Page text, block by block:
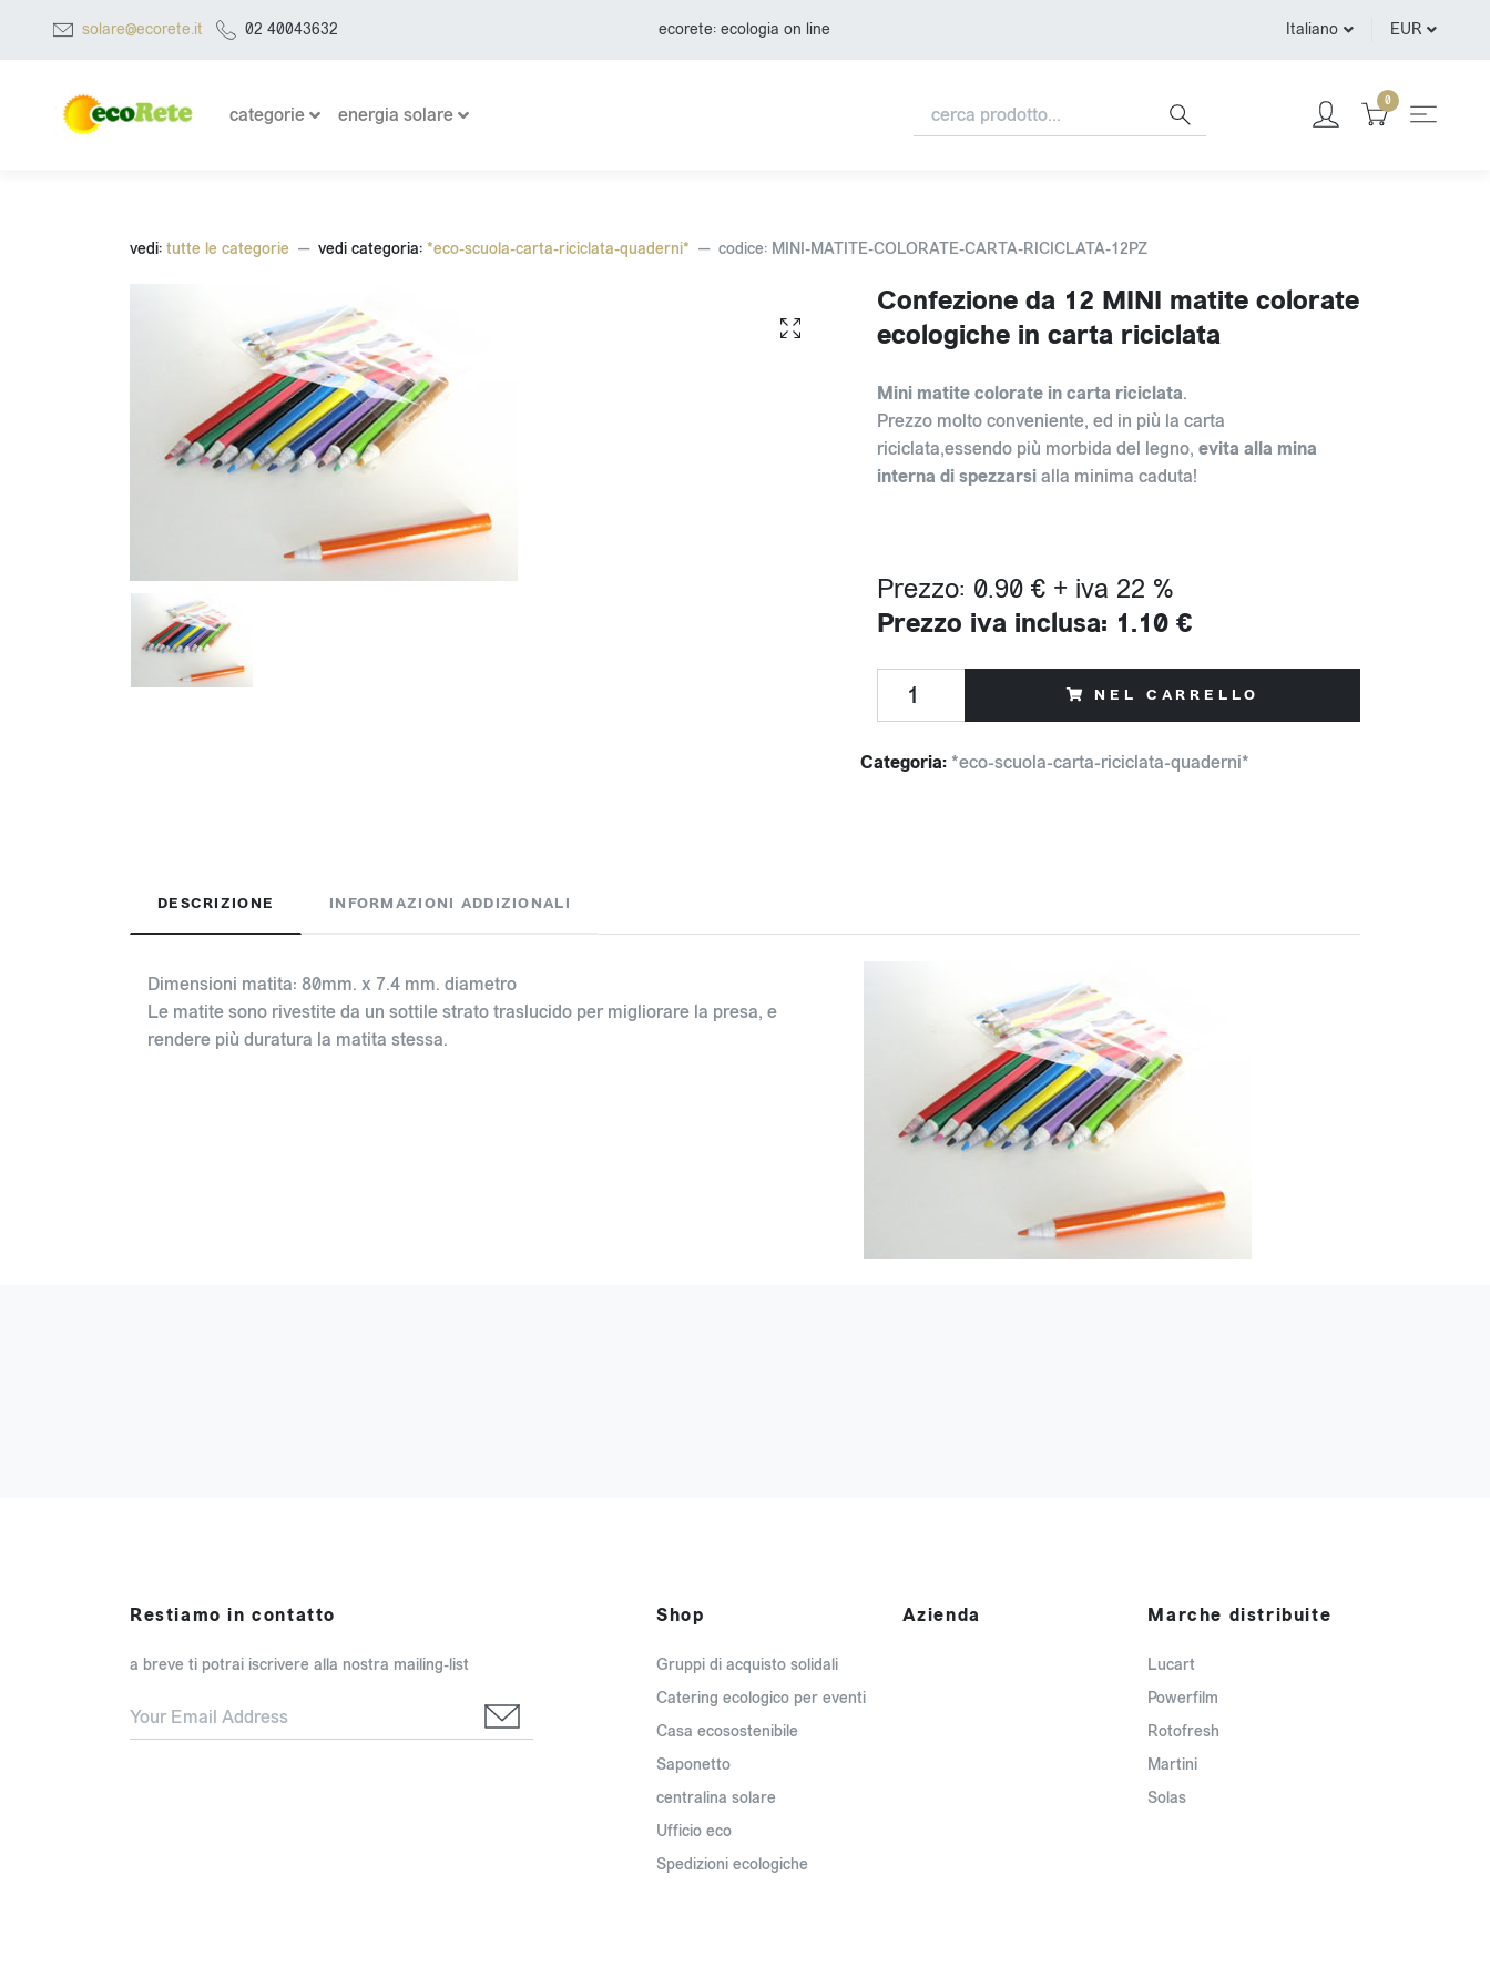
solare@ecorete.it 02 40043632 ecorete: ecologia on line Italiano EUR
categorie energia solare
0
vedi: tutte le categorie vedi categoria: *eco-scuola-carta-riciclata-quaderni* codice: MINI-MATITE-COLORATE-CARTA-RICICLATA-12PZ
Confezione da 12 MINI matite colorate
ecologiche in carta riciclata
Mini matite colorate in carta riciclata.
Prezzo molto conveniente, ed in più la carta
riciclata,essendo più morbida del legno, evita alla mina
interna di spezzarsialla minima caduta!
Prezzo: 0.90 € + iva 22 %
Prezzo iva inclusa: 1.10 €
NEL CARRELLO
Categoria: *eco-scuola-carta-riciclata-quaderni*
DESCRIZIONE INFORMAZIONI ADDIZIONALI
Dimensioni matita: 80mm. x 7.4 mm. diametro
Le matite sono rivestite da un sottile strato traslucido per migliorare la presa, e
rendere più duratura la matita stessa.
Restiamo in contatto
a breve ti potrai iscrivere alla nostra mailing-list
Shop
Gruppi di acquisto solidali
Catering ecologico per eventi
Casa ecosostenibile
Saponetto
centralina solare
Ufficio eco
Spedizioni ecologiche
Azienda Marche distribuite
Lucart
Powerfilm
Rotofresh
Martini
Solas